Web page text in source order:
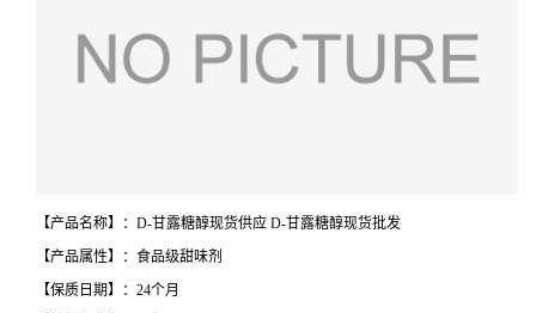
【产品名称】：D-甘露糖醇现货供应 D-甘露糖醇现货批发
【产品属性】：食品级甜味剂
【保质日期】：24个月